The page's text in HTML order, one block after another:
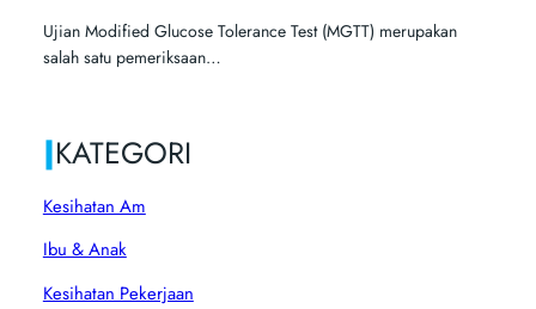
Ujian Modified Glucose Tolerance Test (MGTT) merupakan
salah satu pemeriksaan…
|KATEGORI
Kesihatan Am
Ibu & Anak
Kesihatan Pekerjaan